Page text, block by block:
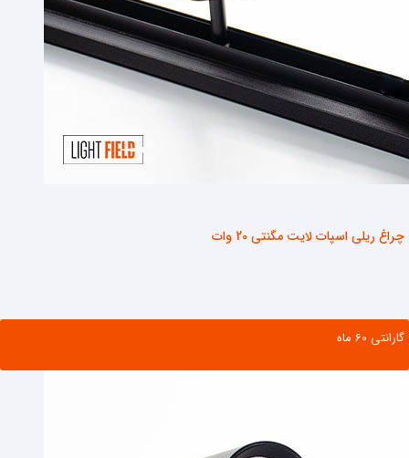
چراغ ریلی اسپات لایت مگنتی 20 وات
گارانتی ‌60 ماه